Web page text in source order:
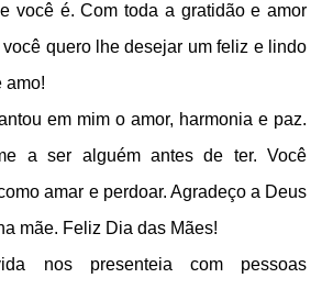
você é. Com toda a gratidão e amor
quero lhe desejar um feliz e lindo
amo!
em mim o amor, harmonia e paz.
a ser alguém antes de ter. Você
amar e perdoar. Agradeço a Deus
mãe. Feliz Dia das Mães!
nos presenteia com pessoas